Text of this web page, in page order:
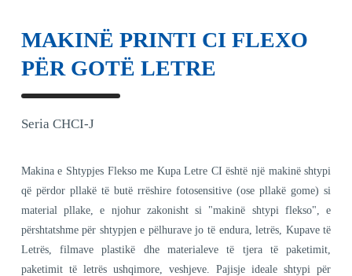
MAKINË PRINTI CI FLEXO
PËR GOTË LETRE
Seria CHCI-J
Makina e Shtypjes Flekso me Kupa Letre CI është një makinë shtypi
që përdor pllakë të butë rrëshire fotosensitive (ose pllakë gome) si
material pllake, e njohur zakonisht si "makinë shtypi flekso", e
përshtatshme për shtypjen e pëlhurave jo të endura, letrës, Kupave të
Letrës, filmave plastikë dhe materialeve të tjera të paketimit,
paketimit të letrës ushqimore, veshjeve. Pajisje ideale shtypi për